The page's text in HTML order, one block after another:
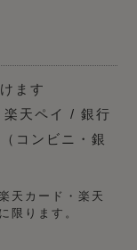
ます
天ペイ / 銀行
コンビニ・銀
天カード・楽天
限ります。